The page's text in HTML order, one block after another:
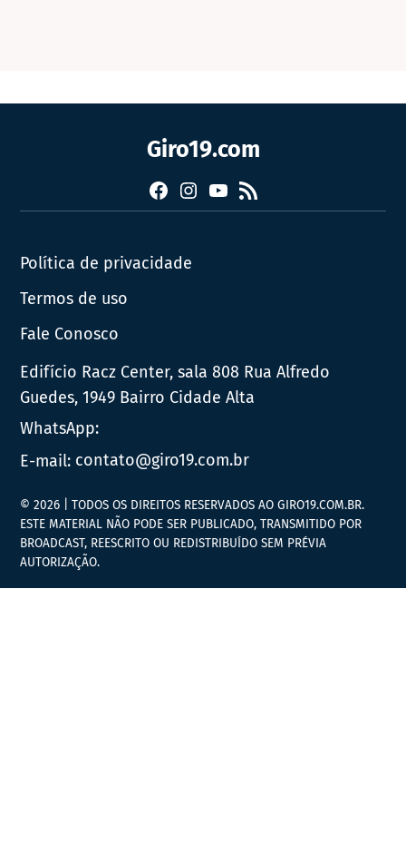
Giro19.com
FacebookInstagram
YouTube
RSS
Política de privacidade
Termos de uso
Fale Conosco
Edifício Racz Center, sala 808 Rua Alfredo
Guedes, 1949 Bairro Cidade Alta
WhatsApp:
E-mail: contato@giro19.com.br
© 2026 | TODOS OS DIREITOS RESERVADOS AO GIRO19.COM.BR.
ESTE MATERIAL NÃO PODE SER PUBLICADO, TRANSMITIDO POR
BROADCAST, REESCRITO OU REDISTRIBUÍDO SEM PRÉVIA
AUTORIZAÇÃO.